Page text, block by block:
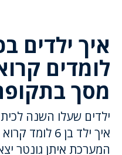
איך ילדים
לומדים
מסך
ילדים שעלו השנה
איך ילד בן 6
המערכת איתן גונטר